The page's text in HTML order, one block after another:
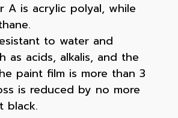
A is acrylic polyal, while
to water and
as acids, alkalis, and the
paint film is more than 3
is reduced by no more
black.